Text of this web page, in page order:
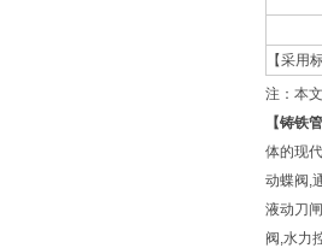
【采用
注：本
【铸铁
体的现
动蝶阀,
液动刀
阀,水力